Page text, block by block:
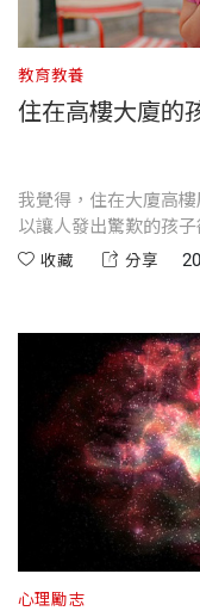
教育教養
住在高樓大廈的
我覺得，住在大廈高
以讓人發出驚歎的孩子
收藏 分享
心理勵志